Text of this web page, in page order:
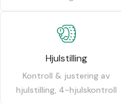
Hjulstilling
Kontroll & justering av
hjulstilling, 4-hjulskontroll